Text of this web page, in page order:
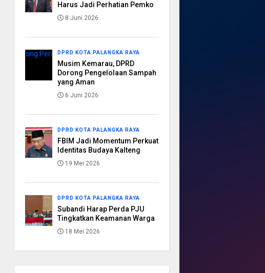
Harus Jadi Perhatian Pemko
8 Juni 2026
DPRD KOTA PALANGKA RAYA
Musim Kemarau, DPRD
Dorong Pengelolaan Sampah
yang Aman
6 Juni 2026
DPRD KOTA PALANGKA RAYA
FBIM Jadi Momentum Perkuat
Identitas Budaya Kalteng
19 Mei 2026
DPRD KOTA PALANGKA RAYA
Subandi Harap Perda PJU
Tingkatkan Keamanan Warga
18 Mei 2026